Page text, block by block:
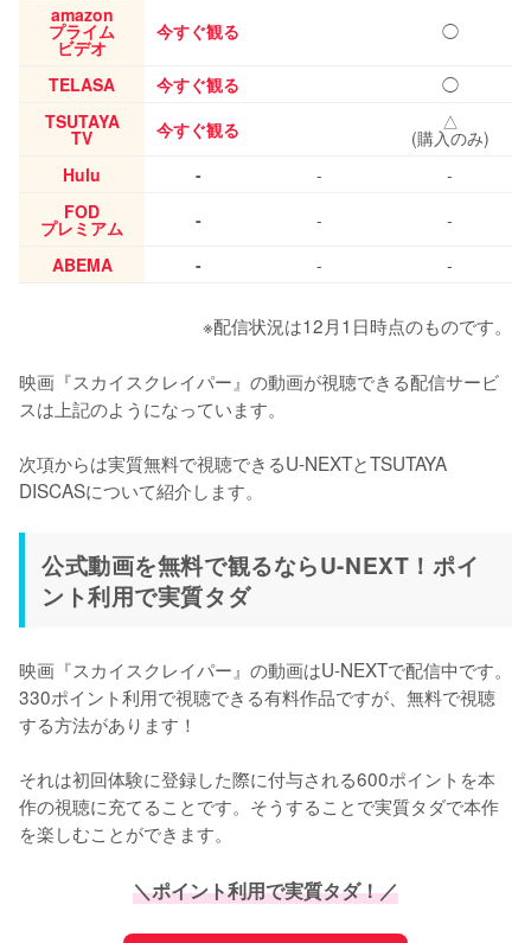
amazon
プライム
ビデオ
今すぐ観る ◯
TELASA 今すぐ観る
◯
TSUTAYA
TV 今すぐ観る △
(購入のみ)
Hulu
- -
-
FOD
プレミアム - -
-
ABEMA
- - -
※配信状況は12月1日時点のものです。
映画『スカイスクレイパー』の動画が視聴できる配信サービ
スは上記のようになっています。
次項からは実質無料で視聴できるU-NEXTとTSUTAYA
DISCASについて紹介します。
公式動画を無料で観るならU-NEXT！ポイ
ント利用で実質タダ
映画『スカイスクレイパー』の動画はU-NEXTで配信中です。
330ポイント利用で視聴できる有料作品ですが、無料で視聴
する方法があります！
それは初回体験に登録した際に付与される600ポイントを本
作の視聴に充てることです。そうすることで実質タダで本作
を楽しむことができます。
＼ポイント利用で実質タダ！／